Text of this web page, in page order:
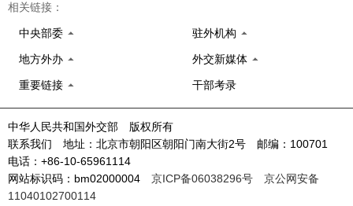
相关链接：
中央部委 驻外机构
地方外办 外交新媒体
重要链接 干部考录
中华人民共和国外交部 版权所有
联系我们 地址：北京市朝阳区朝阳门南大街2号 邮编：100701
电话：+86-10-65961114
网站标识码：bm02000004 京ICP备06038296号
京公网安备
11040102700114